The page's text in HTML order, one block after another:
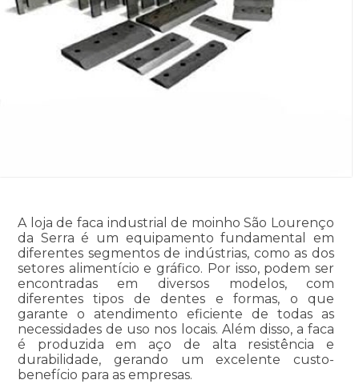
A loja de faca industrial de moinho São Lourenço
da Serra é um equipamento fundamental em
diferentes segmentos de indústrias, como as dos
setores alimentício e gráfico. Por isso, podem ser
encontradas em diversos modelos, com
diferentes tipos de dentes e formas, o que
garante o atendimento eficiente de todas as
necessidades de uso nos locais. Além disso, a faca
é produzida em aço de alta resistência e
durabilidade, gerando um excelente custo-
benefício para as empresas.